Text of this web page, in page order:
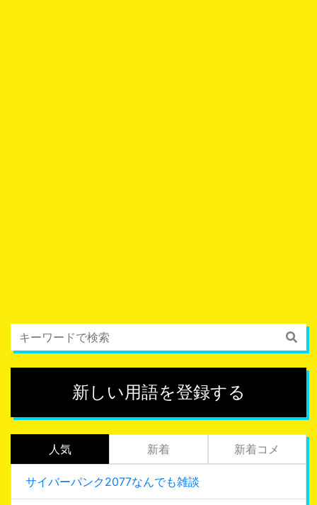
新しい用語を登録する
人気 新着 新着コメ
サイバーパンク2077なんでも雑談